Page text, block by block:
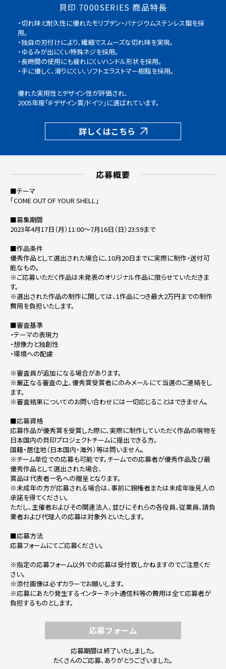
貝印 7000SERIES 商品特長
・切れ味と耐久性に優れたモリブデン・バナジウムステンレス鋼を採
用。
・独自の刃付けにより、繊細でスムーズな切れ味を実現。
・ゆるみが出にくい特殊ネジを採用。
・長時間の使用にも疲れにくいハンドル形状を採用。
・手に優しく、滑りにくい、ソフトエラストマー樹脂を採用。
優れた実用性とデザイン性が評価され、
2005年度「IFデザイン賞/ドイツ」に選ばれています。
詳しくはこちら
応募概要
■テーマ
「COME OUT OF YOUR SHELL」
■募集期間
2023年4月17日（月）11:00〜7月16日（日）23:59まで
■作品条件
優秀作品として選出された場合に、10月20日までに実際に制作・送付可
能なもの。
※ご応募いただく作品は未発表のオリジナル作品に限らせていただきま
す。
※選出された作品の制作に関しては、1作品につき最大2万円までの制作
費用を負担いたします。
■審査基準
・テーマの表現力
・想像力と独創性
・環境への配慮
※審査員が追加になる場合があります。
※厳正なる審査の上、優秀賞受賞者にのみメールにて当選のご連絡をし
ます。
※審査結果についてのお問い合わせには一切応じることはできません。
■応募資格
応募作品が優秀賞を受賞した際に、実際に制作していただく作品の現物を
日本国内の貝印プロジェクトチームに提出できる方。
国籍・居住地（日本国内・海外）等は問いません。
※チーム単位での応募も可能です。チームでの応募者が優秀作品及び最
優秀作品として選出された場合、
賞品は代表者一名への贈呈となります。
※未成年の方が応募される場合は、事前に親権者または未成年後見人の
承諾を得てください。
ただし、主催者およびその関連法人、並びにそれらの各役員、従業員、請負
業者および代理人の応募は対象外といたします。
■応募方法
応募フォームにてご応募ください。
※指定の応募フォーム以外での応募は受付致しかねますのでご注意くだ
さい。
※添付画像は必ずカラーでお願いします。
※応募にあたり発生するインターネット通信料等の費用は全て応募者が
負担するものとします。
応募フォーム
応募期間は終了いたしました。
たくさんのご応募、ありがとうございました。